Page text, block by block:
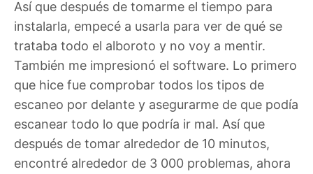
Así que después de tomarme el tiempo para
instalarla, empecé a usarla para ver de qué se
trataba todo el alboroto y no voy a mentir.
También me impresionó el software. Lo primero
que hice fue comprobar todos los tipos de
escaneo por delante y asegurarme de que podía
escanear todo lo que podría ir mal. Así que
después de tomar alrededor de 10 minutos,
encontré alrededor de 3 000 problemas, ahora